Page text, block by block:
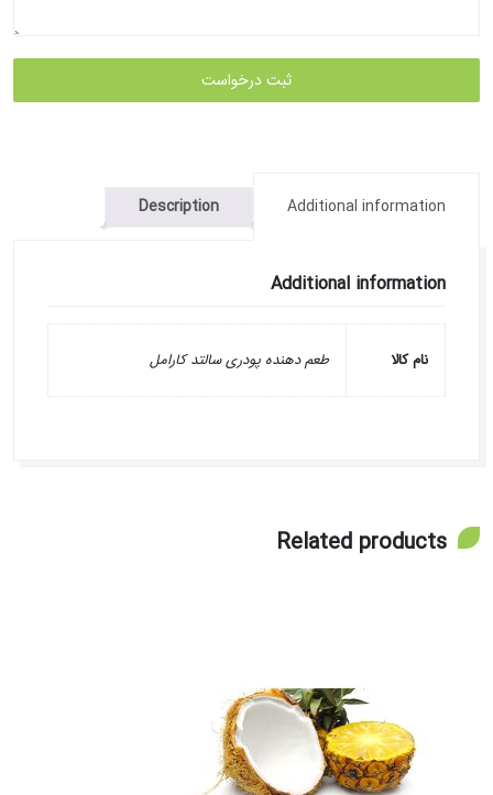
ثبت درخواست
Additional information
Description
Additional information
نام کالا طعم دهنده پودری سالتد کارامل
Related products